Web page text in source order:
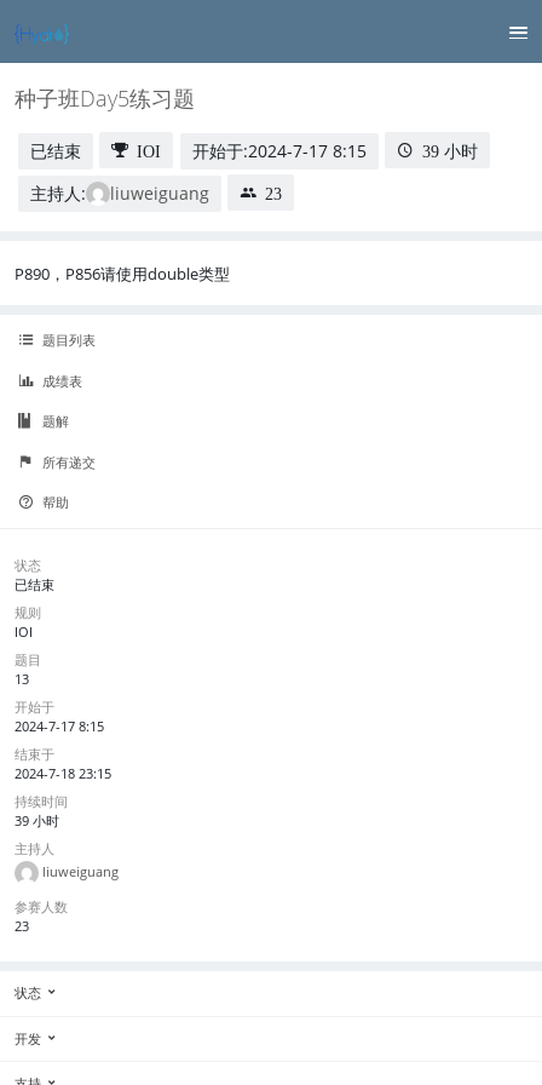
种子班Day5练习题
已结束 IOI 开始于:2024-7-17 8:15 39 小时
主持人: liuweiguang 23
P890，P856请使用double类型
题目列表
成绩表
题解
所有递交
帮助
状态
已结束
规则
IOI
题目
13
开始于
2024-7-17 8:15
结束于
2024-7-18 23:15
持续时间
39 小时
主持人
liuweiguang
参赛人数
23
状态
开发